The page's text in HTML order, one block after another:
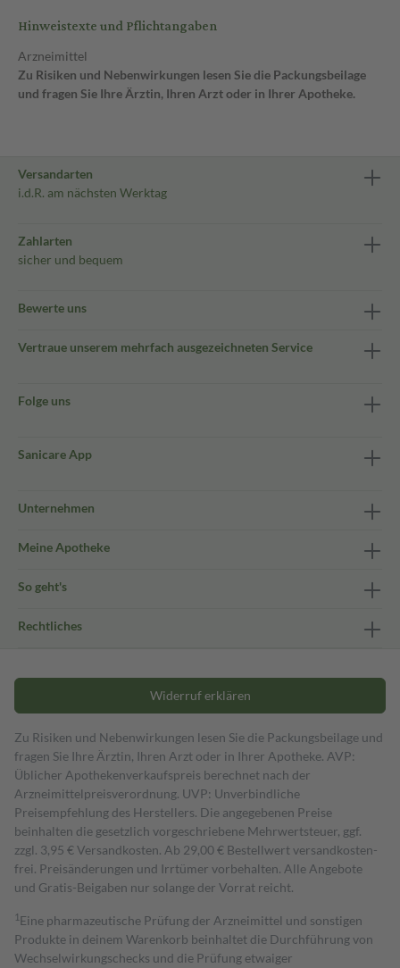
Hinweistexte und Pflichtangaben
Arzneimittel
Zu Risiken und Nebenwirkungen lesen Sie die Packungsbeilage
und fragen Sie Ihre Ärztin, Ihren Arzt oder in Ihrer Apotheke.
Versandarten
i.d.R. am nächsten Werktag
Zahlarten
sicher und bequem
Bewerte uns
Vertraue unserem mehrfach ausgezeichneten Service
Folge uns
Sanicare App
Unternehmen
Meine Apotheke
So geht's
Rechtliches
Widerruf erklären
Zu Risiken und Nebenwirkungen lesen Sie die Packungsbeilage und
fragen Sie Ihre Ärztin, Ihren Arzt oder in Ihrer Apotheke. AVP:
Üblicher Apothekenverkaufspreis berechnet nach der
Arzneimittelpreisverordnung. UVP: Unverbindliche
Preisempfehlung des Herstellers. Die angegebenen Preise
beinhalten die gesetzlich vorgeschriebene Mehrwertsteuer, ggf.
zzgl. 3,95 € Versandkosten. Ab 29,00 € Bestell­wert versand­kosten­
frei. Preisänderungen und Irrtümer vorbehalten. Alle Angebote
und Gratis-Beigaben nur solange der Vorrat reicht.
1 Eine pharmazeutische Prüfung der Arzneimittel und sonstigen
Produkte in deinem Warenkorb beinhaltet die Durchführung von
Wechselwirkungschecks und die Prüfung etwaiger